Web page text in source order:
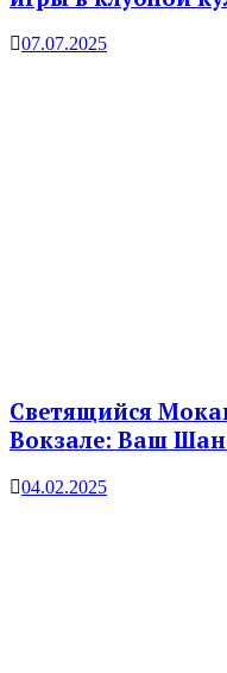
07.07.2025
Светящийся
Вокзале: Ваш
04.02.2025